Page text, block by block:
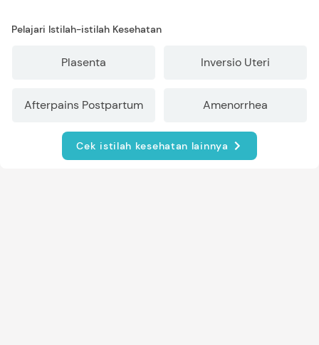
Pelajari Istilah-istilah Kesehatan
Plasenta Inversio Uteri
Afterpains Postpartum Amenorrhea
Cek istilah kesehatan lainnya